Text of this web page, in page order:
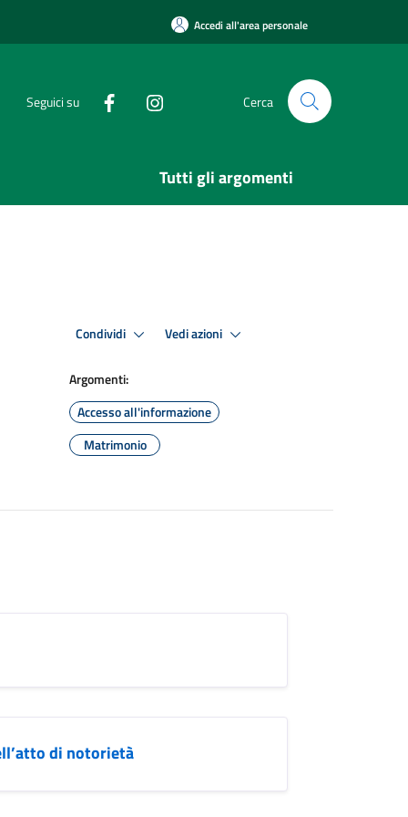
Accedi all'area personale
Seguici su Cerca
Tutti gli argomenti
Condividi Vedi azioni
Argomenti:
Accesso all'informazione
Matrimonio
di notorietà